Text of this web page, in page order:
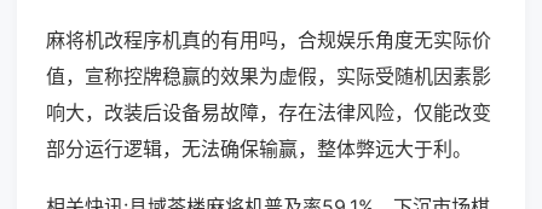
麻将机改程序机真的有用吗，合规娱乐角度无实际价
值，宣称控牌稳赢的效果为虚假，实际受随机因素影
响大，改装后设备易故障，存在法律风险，仅能改变
部分运行逻辑，无法确保输赢，整体弊远大于利。